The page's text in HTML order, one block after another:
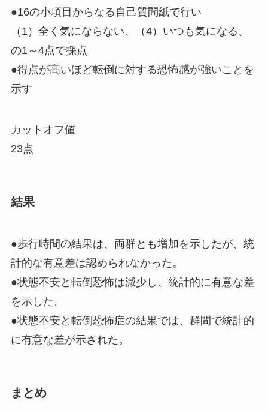
●16の小項目からなる自己質問紙で行い
（1）全く気にならない、（4）いつも気になる、
の1～4点で採点
●得点が高いほど転倒に対する恐怖感が強いことを
示す
カットオフ値
23点
結果
●歩行時間の結果は、両群とも増加を示したが、統
計的な有意差は認められなかった 。
●状態不安と転倒恐怖は減少し、統計的に有意な差
を示した 。
●状態不安と転倒恐怖症の結果では、群間で統計的
に有意な差が示された 。
まとめ